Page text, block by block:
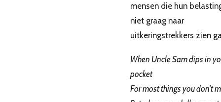
mensen die hun
niet graag naar
uitkeringstrekkers zien
When Uncle Sam dips in
pocket
For most things you don’t